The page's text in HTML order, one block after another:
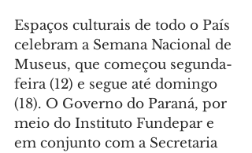
Espaços culturais de todo o País
celebram a Semana Nacional de
Museus, que começou segunda-
feira (12) e segue até domingo
(18). O Governo do Paraná, por
meio do Instituto Fundepar e
em conjunto com a Secretaria